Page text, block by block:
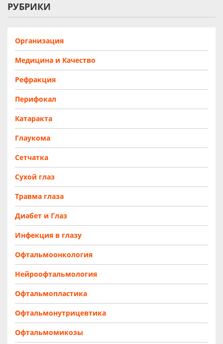
РУБРИКИ
Организация
Медицина и Качество
Рефракция
Перифокал
Катаракта
Глаукома
Сетчатка
Сухой глаз
Травма глаза
Диабет и Глаз
Инфекция в глазу
Офтальмоонкология
Нейроофтальмология
Офтальмопластика
Офтальмонутрицевтика
Офтальмомикозы